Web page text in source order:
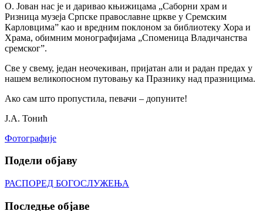
О. Јован нас је и даривао књижицама „Саборни храм и
Ризница музеја Српске православне цркве у Сремским
Карловцима” као и вредним поклоном за библиотеку Хора и
Храма, обимним монографијама „Споменица Владичанства
сремског”.
Све у свему, један неочекиван, пријатан али и радан предах у
нашем великопосном путовању ка Празнику над празницима.
Ако сам што пропустила, певачи – допуните!
Ј.А. Тонић
Фотографије
Подели објаву
РАСПОРЕД БОГОСЛУЖЕЊА
Последње објаве